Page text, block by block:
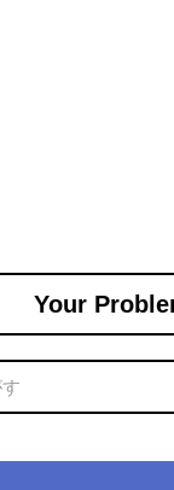
Your